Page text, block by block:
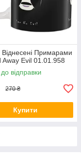
Віднесені Примарами
Away Evil 01.01.958
відправки
270 ₴
Купити